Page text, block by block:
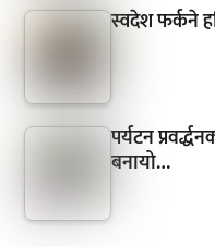
स्वदेश फर्कने
पर्यटन
बनायो…